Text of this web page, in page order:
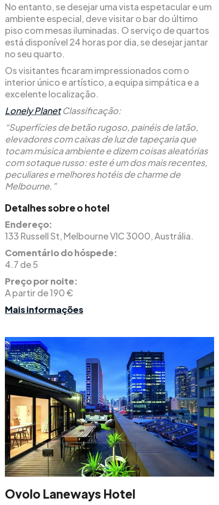
No entanto, se desejar uma vista espetacular e um
ambiente especial, deve visitar o bar do último
piso com mesas iluminadas. O serviço de quartos
está disponível 24 horas por dia, se desejar jantar
no seu quarto.
Os visitantes ficaram impressionados com o
interior único e artístico, a equipa simpática e a
excelente localização.
Lonely PlanetClassificação:
“Superfícies de betão rugoso, painéis de latão,
elevadores com caixas de luz de tapeçaria que
tocam música ambiente e dizem coisas aleatórias
com sotaque russo: este é um dos mais recentes,
peculiares e melhores hotéis de charme de
Melbourne.”
Detalhes sobre o hotel
Endereço:
133 Russell St, Melbourne VIC 3000, Austrália.
Comentário do hóspede:
4.7 de 5
Preço por noite:
A partir de 190 €
Mais informações
Ovolo Laneways Hotel